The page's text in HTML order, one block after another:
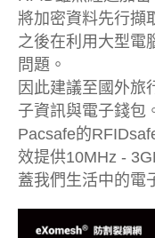
將加密資料先行擷
之後在利用大型電
問題。
因此建議至國外旅
子資訊與電子錢包
Pacsafe的
效提供10MHz -
蓋我們生活中的電